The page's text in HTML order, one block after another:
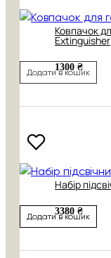
Ковпачок
Extinguisher
1300 ₴
Додати в кошик
Набір
3380 ₴
Додати в кошик